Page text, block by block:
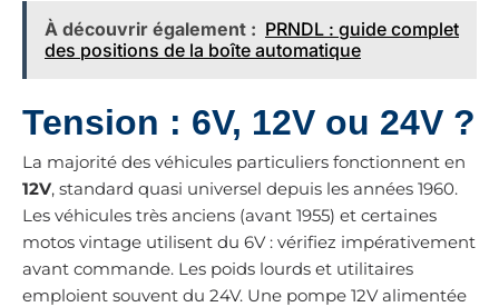
À découvrir également : PRNDL : guide complet
des positions de la boîte automatique
Tension : 6V, 12V ou 24V ?
La majorité des véhicules particuliers fonctionnent en
12V, standard quasi universel depuis les années 1960.
Les véhicules très anciens (avant 1955) et certaines
motos vintage utilisent du 6V : vérifiez impérativement
avant commande. Les poids lourds et utilitaires
emploient souvent du 24V. Une pompe 12V alimentée